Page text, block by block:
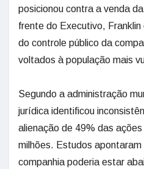
posicionou contra a venda
frente do Executivo,
do controle público da
voltados à população mais
Segundo a administração
jurídica identificou
alienação de 49% das
milhões. Estudos
companhia poderia estar